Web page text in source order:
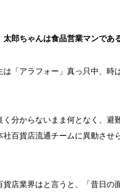
太郎ちゃんは食品営業マンであ
「アラフォー」真っ只中、時
分からないまま何となく、避
社百貨店流通チームに異動させ
店業界はと言うと、「昔日の